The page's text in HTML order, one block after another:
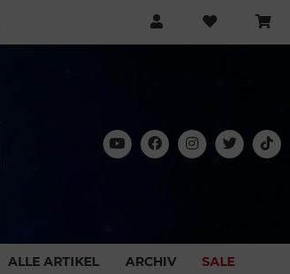
ALLE ARTIKEL ARCHIV SALE